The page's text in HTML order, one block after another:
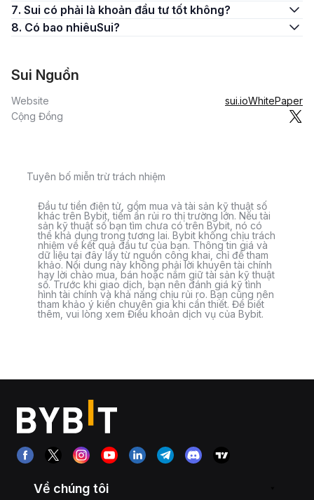
7. Sui có phải là khoản đầu tư tốt không?
8. Có bao nhiêuSui?
Sui Nguồn
Website sui.ioWhitePaper
Cộng Đồng
Tuyên bố miễn trừ trách nhiệm
Đầu tư tiền điện tử, gồm mua và tài sản kỹ thuật số
khác trên Bybit, tiềm ẩn rủi ro thị trường lớn. Nếu tài
sản kỹ thuật số bạn tìm chưa có trên Bybit, nó có
thể khả dụng trong tương lai. Bybit không chịu trách
nhiệm về kết quả đầu tư của bạn. Thông tin giá và
dữ liệu tại đây lấy từ nguồn công khai, chỉ để tham
khảo. Nội dung này không phải lời khuyên tài chính
hay lời chào mua, bán hoặc nắm giữ tài sản kỹ thuật
số. Trước khi giao dịch, bạn nên đánh giá kỹ tình
hình tài chính và khả năng chịu rủi ro. Bạn cũng nên
tham khảo ý kiến chuyên gia khi cần thiết. Để biết
thêm, vui lòng xem Điều khoản dịch vụ của Bybit.
Về chúng tôi